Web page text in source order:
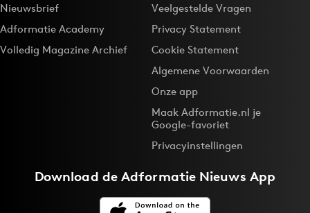
Nieuwsbrief
Adformatie Academy
Volledig Magazine Archief
Veelgestelde Vragen
Privacy Statement
Cookie Statement
Algemene Voorwaarden
Onze app
Maak Adformatie.nl je
Google-favoriet
Privacyinstellingen
Download deAdformatie Nieuws App